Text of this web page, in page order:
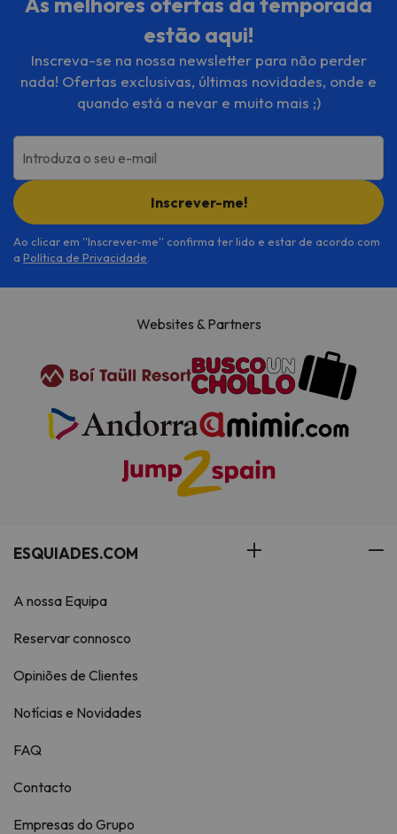
estão aqui!
Inscreva-se na nossa newsletter para não perder
nada! Ofertas exclusivas, últimas novidades, onde e
quando está a nevar e muito mais ;)
Introduza o seu e-mail
Inscrever-me!
Ao clicar em ''Inscrever-me'' confirma ter lido e estar de acordo com
a Política de Privacidade
Websites & Partners
ESQUIADES.COM
A nossa Equipa
Reservar connosco
Opiniões de Clientes
Notícias e Novidades
FAQ
Contacto
Empresas do Grupo